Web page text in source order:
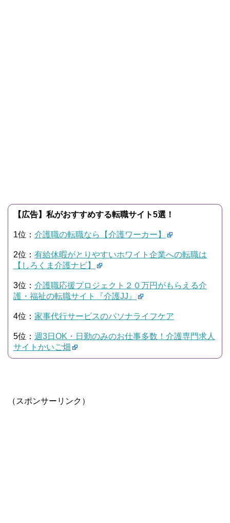
【広告】私がおすすめする転職サイト5選！
1位： 介護職の転職なら【介護ワーカー】
2位： 有給休暇がとりやすいホワイト企業への転職は
【しろくま介護ナビ】
3位： 介護職応援プロジェクト２０万円がもらえる介
護・福祉の転職サイト『介護JJ』
4位： 家事代行サービスのパソナライフケア
5位： 週3日OK・日勤のみのお仕事多数！介護専門求人
サイトかいご畑
（スポンサーリンク）